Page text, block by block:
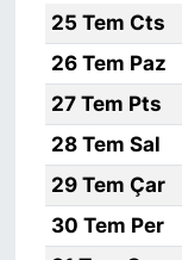
25 Tem Cts
26 Tem Paz
27 Tem Pts
28 Tem Sal
29 Tem Çar
30 Tem Per